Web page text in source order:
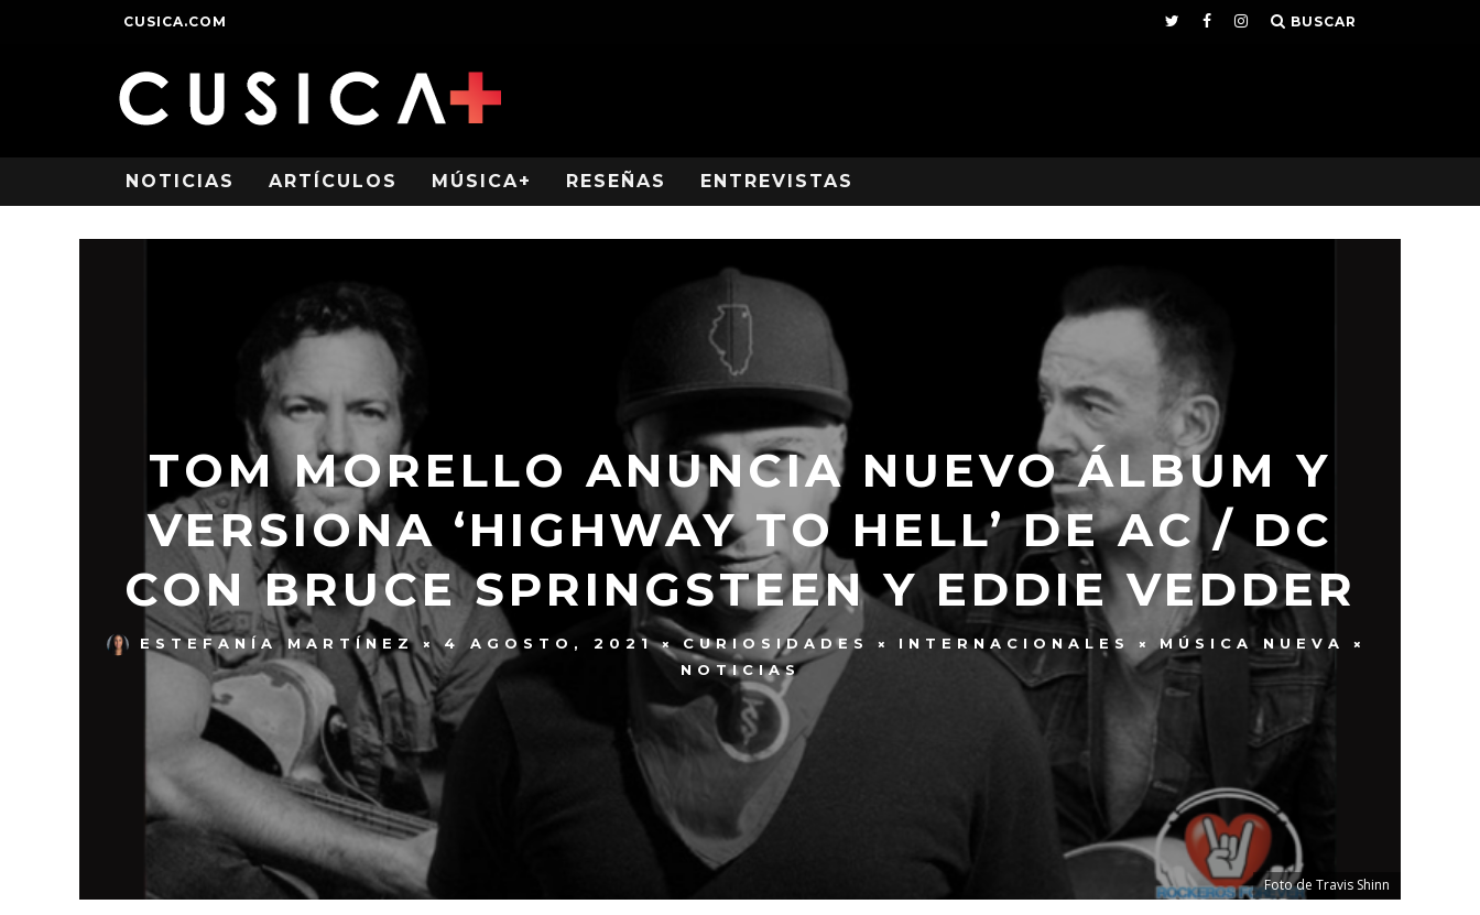
CUSICA.COM BUSCAR
NOTICIAS ARTÍCULOS MÚSICA+ RESEÑAS ENTREVISTAS
TOM MORELLO ANUNCIA NUEVO ÁLBUM Y
VERSIONA ‘HIGHWAY TO HELL’ DE AC / DC
CON BRUCE SPRINGSTEEN Y EDDIE VEDDER
ESTEFANÍA MARTÍNEZ 4 AGOSTO, 2021 CURIOSIDADES INTERNACIONALES
MÚSICA NUEVA
NOTICIAS
Foto de Travis Shinn